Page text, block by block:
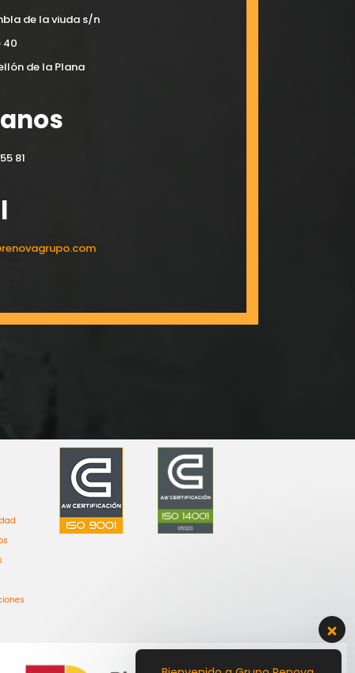
de la viuda s/n
40
de la Plana
81